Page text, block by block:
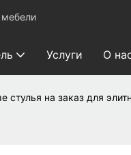
мебели
Услуги О
стулья на заказ для